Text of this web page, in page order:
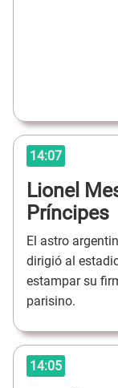
14:07
Lionel
Príncipes
El astro
dirigió al
estampar su
parisino.
14:05